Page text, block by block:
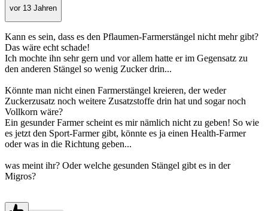
vor 13 Jahren
Kann es sein, dass es den Pflaumen-Farmerstängel nicht mehr gibt?
Das wäre echt schade!
Ich mochte ihn sehr gern und vor allem hatte er im Gegensatz zu
den anderen Stängel so wenig Zucker drin...
Könnte man nicht einen Farmerstängel kreieren, der weder
Zuckerzusatz noch weitere Zusatzstoffe drin hat und sogar noch
Vollkorn wäre?
Ein gesunder Farmer scheint es mir nämlich nicht zu geben! So wie
es jetzt den Sport-Farmer gibt, könnte es ja einen Health-Farmer
oder was in die Richtung geben...
was meint ihr? Oder welche gesunden Stängel gibt es in der
Migros?